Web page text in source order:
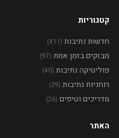
קטגוריות
חדשות נתיבות (411)
מבזקים בזמן אמת (97)
פוליטיקה נתיבות (40)
רוחניות נתיבות (29)
מדריכים וטיפים (26)
האתר